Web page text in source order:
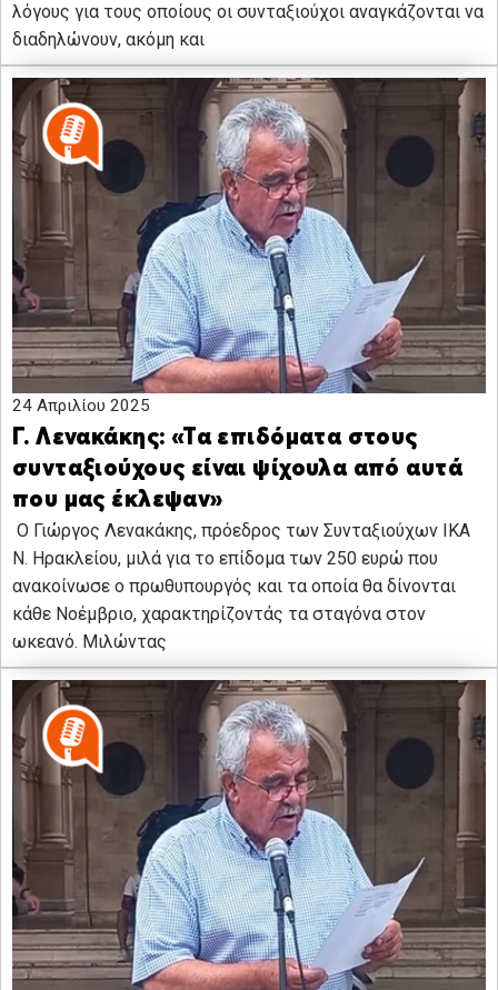
λόγους για τους οποίους οι συνταξιούχοι αναγκάζονται να
διαδηλώνουν, ακόμη και
24 Απριλίου 2025
Γ. Λενακάκης: «Τα επιδόματα στους
συνταξιούχους είναι ψίχουλα από αυτά
που μας έκλεψαν»
O Γιώργος Λενακάκης, πρόεδρος των Συνταξιούχων ΙΚΑ
Ν. Ηρακλείου, μιλά για το επίδομα των 250 ευρώ που
ανακοίνωσε ο πρωθυπουργός και τα οποία θα δίνονται
κάθε Νοέμβριο, χαρακτηρίζοντάς τα σταγόνα στον
ωκεανό. Μιλώντας